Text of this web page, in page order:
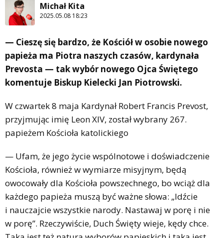
Michał Kita
2025.05.08 18:23
— Cieszę się bardzo, że Kościół w osobie nowego
papieża ma Piotra naszych czasów, kardynała
Prevosta — tak wybór nowego Ojca Świętego
komentuje Biskup Kielecki Jan Piotrowski.
W czwartek 8 maja Kardynał Robert Francis Prevost,
przyjmując imię Leon XIV, został wybrany 267.
papieżem Kościoła katolickiego
— Ufam, że jego życie wspólnotowe i doświadczenie
Kościoła, również w wymiarze misyjnym, będą
owocowały dla Kościoła powszechnego, bo wciąż dla
każdego papieża muszą być ważne słowa: „Idźcie
i nauczajcie wszystkie narody. Nastawaj w porę i nie
w porę”. Rzeczywiście, Duch Święty wieje, kędy chce.